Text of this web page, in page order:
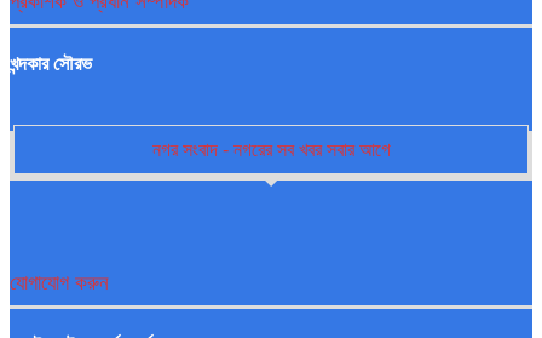
খন্দকার সৌরভ
নগর সংবাদ - নগরের সব খবর সবার আগে
যোগাযোগ করুন